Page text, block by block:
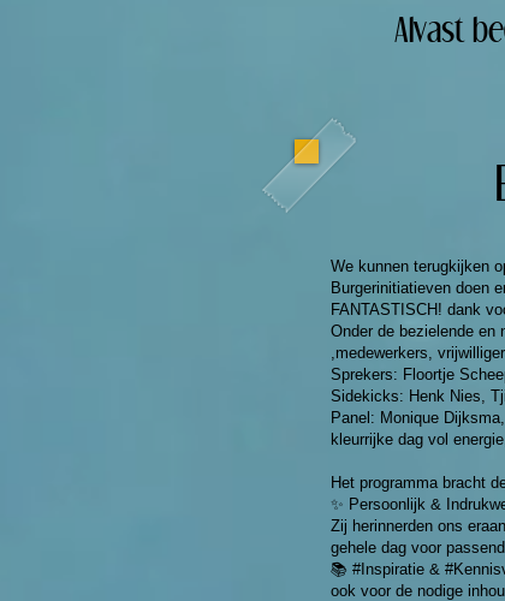
Alvast
We kunnen terugkijken
Burgerinitiatieven doen
FANTASTISCH! dank
Onder de bezielende en
,medewerkers,
Sprekers: Floortje
Sidekicks: Henk Nies,
Panel: Monique
kleurrijke dag vol
Het programma bracht
✨ Persoonlijk &
Zij herinnerden ons
gehele dag voor
📚 #Inspiratie &
ook voor de nodige